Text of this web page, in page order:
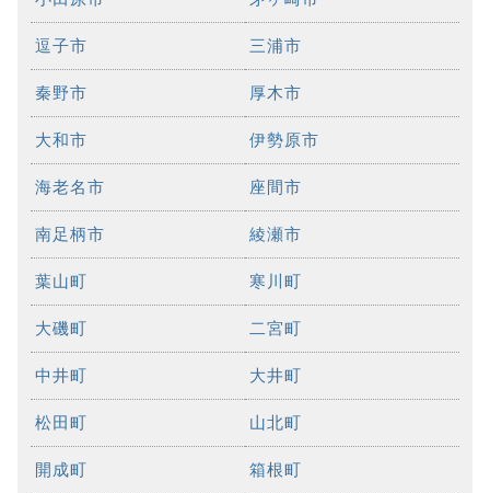
逗子市 三浦市
秦野市 厚木市
大和市 伊勢原市
海老名市 座間市
南足柄市 綾瀬市
葉山町 寒川町
大磯町 二宮町
中井町 大井町
松田町 山北町
開成町 箱根町